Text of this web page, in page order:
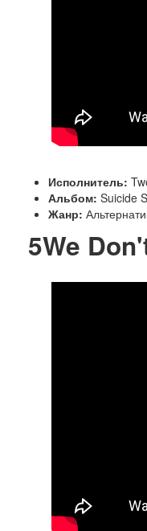
Исполнитель:
Альбом: Suicide
Жанр:
5We